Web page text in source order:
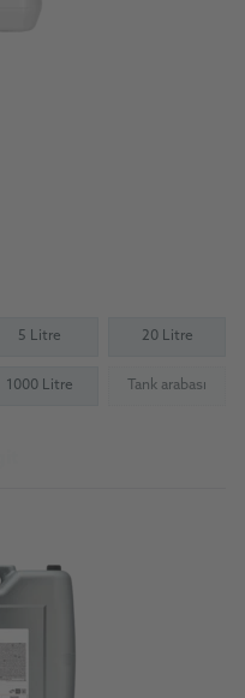
5 Litre 20 Litre
1000 Litre Tank arabası
(Not